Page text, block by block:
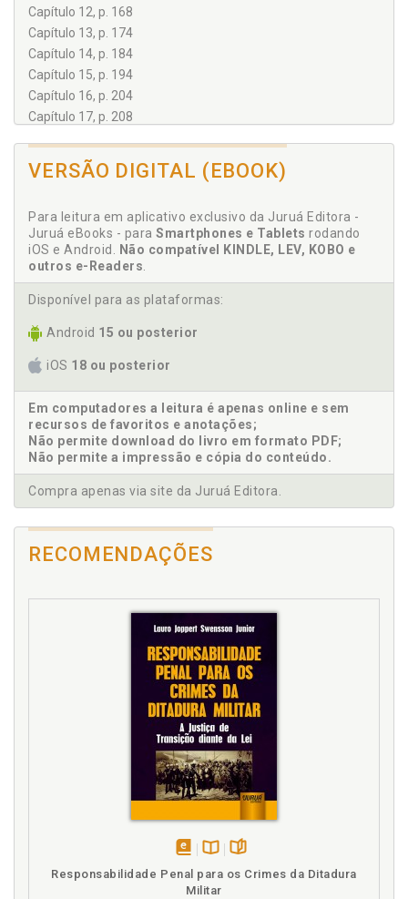
Capítulo 12, p. 168
Capítulo 13, p. 174
Capítulo 14, p. 184
Capítulo 15, p. 194
Capítulo 16, p. 204
Capítulo 17, p. 208
VERSÃO DIGITAL (EBOOK)
Para leitura em aplicativo exclusivo da Juruá Editora -
Juruá eBooks - para Smartphones e Tablets rodando
iOS e Android. Não compatível KINDLE, LEV, KOBO e
outros e-Readers.
Disponível para as plataformas:
Android 15 ou posterior
iOS 18 ou posterior
Em computadores a leitura é apenas online e sem
recursos de favoritos e anotações;
Não permite download do livro em formato PDF;
Não permite a impressão e cópia do conteúdo.
Compra apenas via site da Juruá Editora.
RECOMENDAÇÕES
disponível
em
na
Responsabilidade Penal para os Crimes da Ditadura
Militar